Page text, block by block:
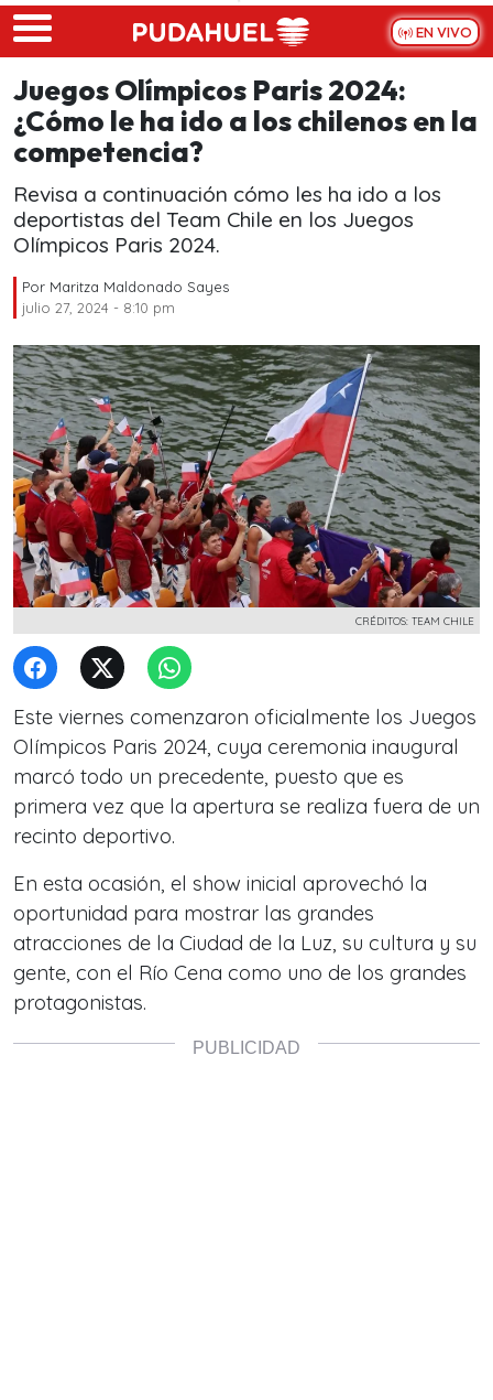
Skip to main content
EN VIVO
Juegos Olímpicos Paris 2024:
¿Cómo le ha ido a los chilenos en la
competencia?
Revisa a continuación cómo les ha ido a los
deportistas del Team Chile en los Juegos
Olímpicos Paris 2024.
Por Maritza Maldonado Sayes
julio 27, 2024 - 8:10 pm
CRÉDITOS: TEAM CHILE
Este viernes comenzaron oficialmente los Juegos
Olímpicos Paris 2024, cuya ceremonia inaugural
marcó todo un precedente, puesto que es
primera vez que la apertura se realiza fuera de un
recinto deportivo.
En esta ocasión, el show inicial aprovechó la
oportunidad para mostrar las grandes
atracciones de la Ciudad de la Luz, su cultura y su
gente, con el Río Cena como uno de los grandes
protagonistas.